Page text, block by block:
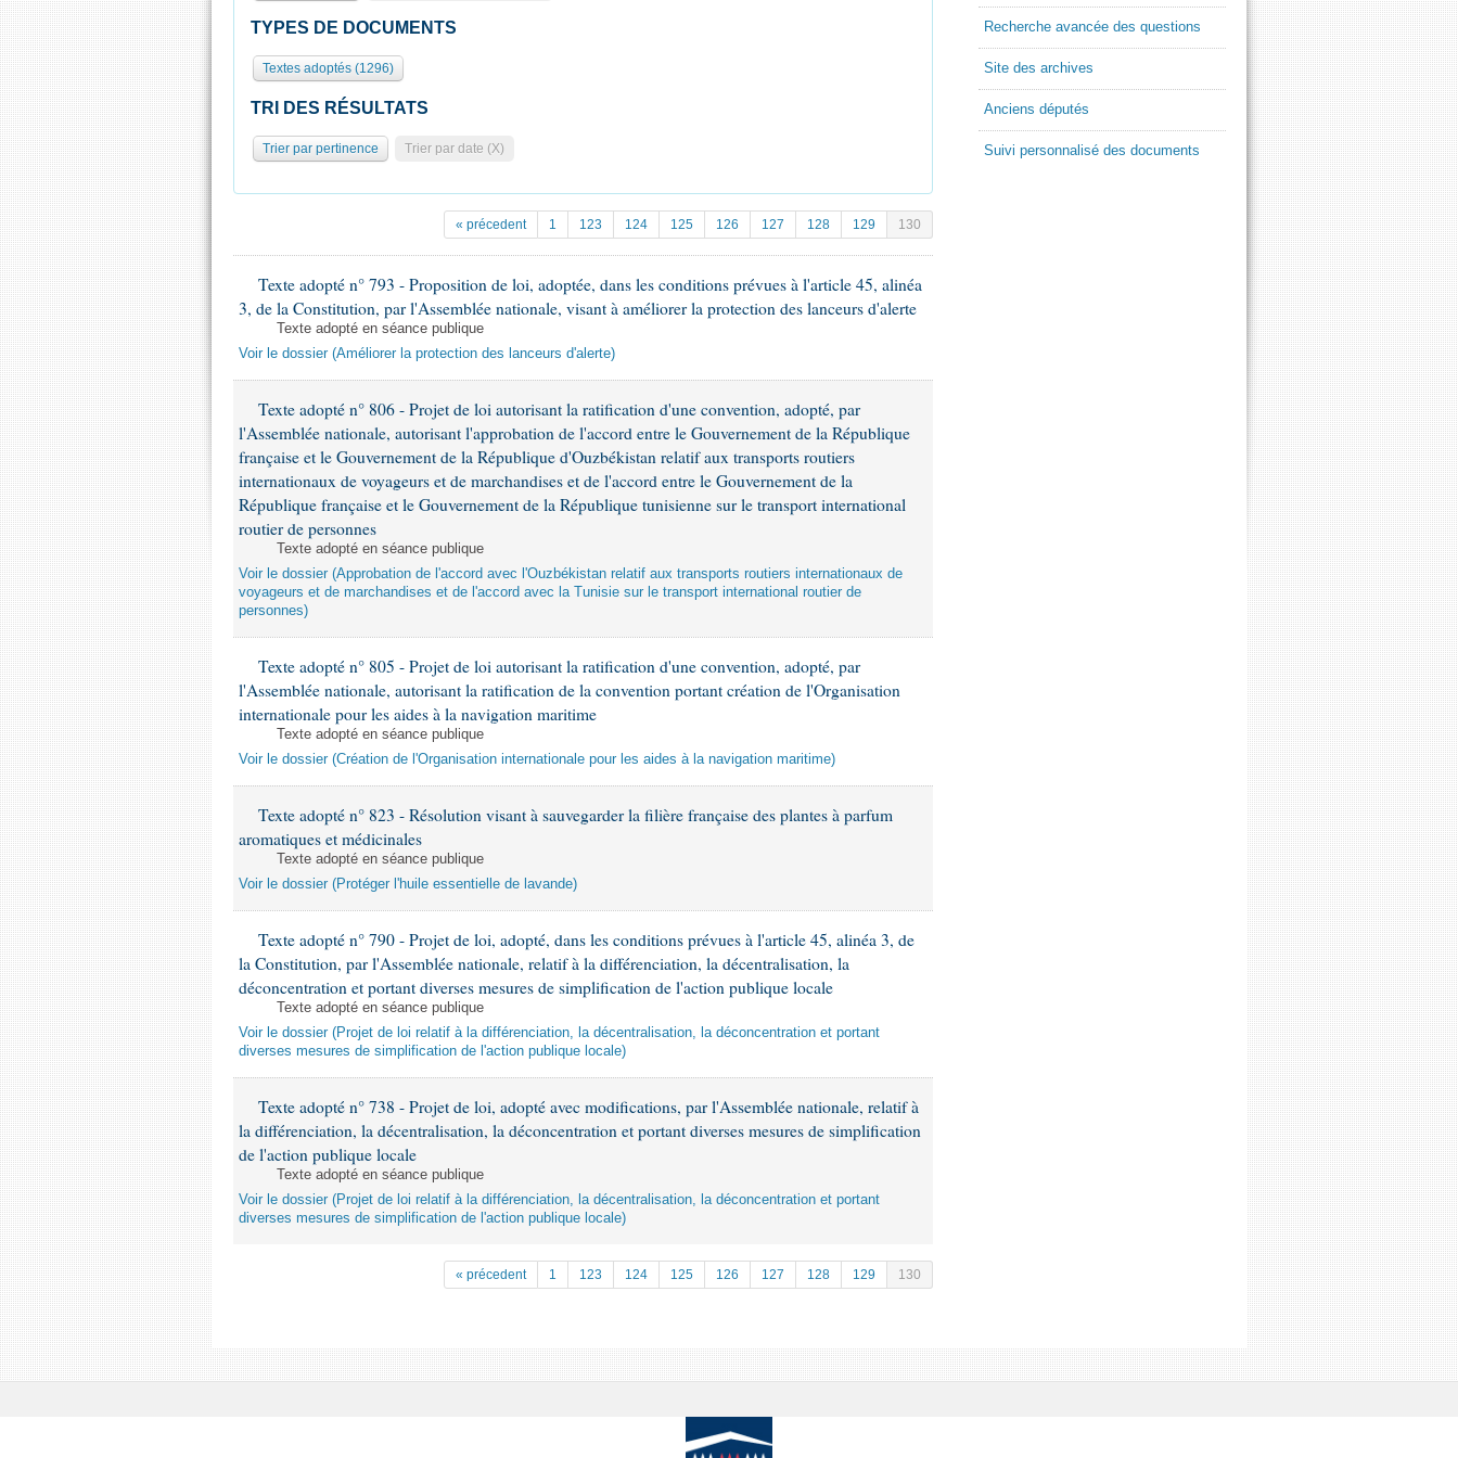
TYPES DE DOCUMENTS
Textes adoptés (1296)
TRI DES RÉSULTATS
Trier par pertinence Trier par date (X)
« précedent 1 123 124 125 126 127 128 129 130
Texte adopté n° 793 - Proposition de loi, adoptée, dans les conditions prévues à l'article 45, alinéa
3, de la Constitution, par l'Assemblée nationale, visant à améliorer la protection des lanceurs d'alerte
Texte adopté en séance publique
Voir le dossier (Améliorer la protection des lanceurs d'alerte)
Texte adopté n° 806 - Projet de loi autorisant la ratification d'une convention, adopté, par
l'Assemblée nationale, autorisant l'approbation de l'accord entre le Gouvernement de la République
française et le Gouvernement de la République d'Ouzbékistan relatif aux transports routiers
internationaux de voyageurs et de marchandises et de l'accord entre le Gouvernement de la
République française et le Gouvernement de la République tunisienne sur le transport international
routier de personnes
Texte adopté en séance publique
Voir le dossier (Approbation de l'accord avec l'Ouzbékistan relatif aux transports routiers internationaux de
voyageurs et de marchandises et de l'accord avec la Tunisie sur le transport international routier de
personnes)
Texte adopté n° 805 - Projet de loi autorisant la ratification d'une convention, adopté, par
l'Assemblée nationale, autorisant la ratification de la convention portant création de l'Organisation
internationale pour les aides à la navigation maritime
Texte adopté en séance publique
Voir le dossier (Création de l'Organisation internationale pour les aides à la navigation maritime)
Texte adopté n° 823 - Résolution visant à sauvegarder la filière française des plantes à parfum
aromatiques et médicinales
Texte adopté en séance publique
Voir le dossier (Protéger l'huile essentielle de lavande)
Texte adopté n° 790 - Projet de loi, adopté, dans les conditions prévues à l'article 45, alinéa 3, de
la Constitution, par l'Assemblée nationale, relatif à la différenciation, la décentralisation, la
déconcentration et portant diverses mesures de simplification de l'action publique locale
Texte adopté en séance publique
Voir le dossier (Projet de loi relatif à la différenciation, la décentralisation, la déconcentration et portant
diverses mesures de simplification de l'action publique locale)
Texte adopté n° 738 - Projet de loi, adopté avec modifications, par l'Assemblée nationale, relatif à
la différenciation, la décentralisation, la déconcentration et portant diverses mesures de simplification
de l'action publique locale
Texte adopté en séance publique
Voir le dossier (Projet de loi relatif à la différenciation, la décentralisation, la déconcentration et portant
diverses mesures de simplification de l'action publique locale)
« précedent 1 123 124 125 126 127 128 129 130
Recherche avancée des questions
Site des archives
Anciens députés
Suivi personnalisé des documents